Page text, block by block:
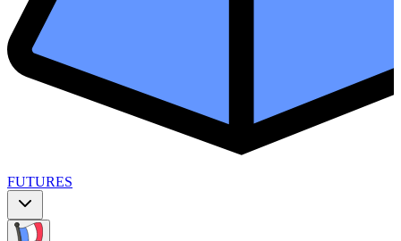
FUTURES